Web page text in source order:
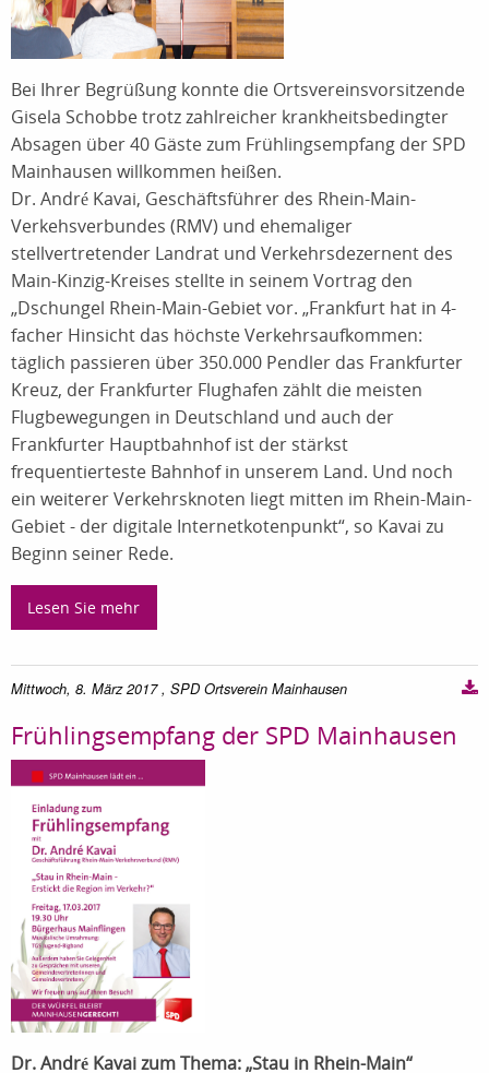
Bei Ihrer Begrüßung konnte die Ortsvereinsvorsitzende
Gisela Schobbe trotz zahlreicher krankheitsbedingter
Absagen über 40 Gäste zum Frühlingsempfang der SPD
Mainhausen willkommen heißen.
Dr. André Kavai, Geschäftsführer des Rhein-Main-
Verkehsverbundes (RMV) und ehemaliger
stellvertretender Landrat und Verkehrsdezernent des
Main-Kinzig-Kreises stellte in seinem Vortrag den
„Dschungel Rhein-Main-Gebiet vor. „Frankfurt hat in 4-
facher Hinsicht das höchste Verkehrsaufkommen:
täglich passieren über 350.000 Pendler das Frankfurter
Kreuz, der Frankfurter Flughafen zählt die meisten
Flugbewegungen in Deutschland und auch der
Frankfurter Hauptbahnhof ist der stärkst
frequentierteste Bahnhof in unserem Land. Und noch
ein weiterer Verkehrsknoten liegt mitten im Rhein-Main-
Gebiet - der digitale Internetkotenpunkt“, so Kavai zu
Beginn seiner Rede.
Lesen Sie mehr
Mittwoch, 8. März 2017 , SPD Ortsverein Mainhausen
Frühlingsempfang der SPD Mainhausen
Dr. André Kavai zum Thema: „Stau in Rhein-Main“